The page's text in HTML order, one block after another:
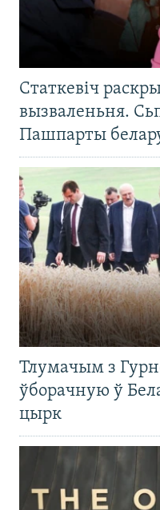
Статкевіч
вызваленьня.
Пашпарты
Тлумачым з
ўборачную ў
цырк